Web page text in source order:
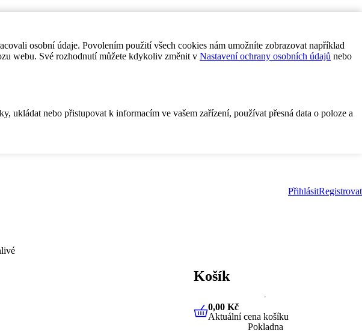
osobní údaje. Povolením použití všech cookies nám umožníte zobrazovat například
webu. Své rozhodnutí můžete kdykoliv změnit v Nastavení ochrany osobních údajů nebo
ukládat nebo přistupovat k informacím ve vašem zařízení, používat přesná data o poloze a
PřihlásitRegistrovat
Košík
0,00 KčAktuální cena košíku
0,00 Kč
Aktuální cena košíku
Pokladna